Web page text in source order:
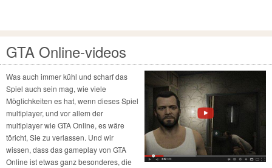
GTA Online-videos
Was auch immer kühl und scharf das
Spiel auch sein mag, wie viele
Möglichkeiten es hat, wenn dieses Spiel
multiplayer, und vor allem der
multiplayer wie GTA Online, es wäre
töricht, Sie zu verlassen. Und wir
wissen, dass das gameplay von GTA
Online ist etwas ganz besonderes, die